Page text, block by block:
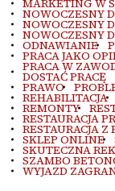
MARKETING W
NOWOCZESNY
NOWOCZESNY
NOWOCZESNY
ODNAWIANIE
PRACA JAKO
PRACA W
DOSTAĆ PRACĘ
PRAWO
REHABILITACJA
REMONTY
RESTAURACJA
RESTAURACJA
SKLEP ONLINE
SKUTECZNA
SZAMBO
WYJAZD